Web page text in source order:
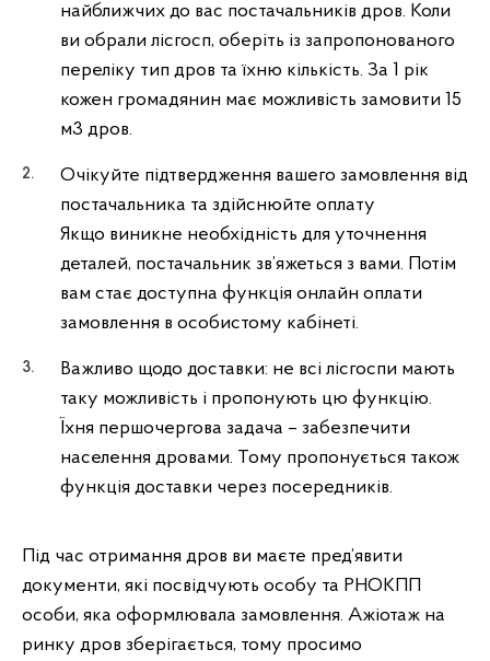
найближчих до вас постачальників дров. Коли
ви обрали лісгосп, оберіть із запропонованого
переліку тип дров та їхню кількість. За 1 рік
кожен громадянин має можливість замовити 15
м3 дров.
Очікуйте підтвердження вашего замовлення від
постачальника та здійснюйте оплату
Якщо виникне необхідність для уточнення
деталей, постачальник зв’яжеться з вами. Потім
вам стає доступна функція онлайн оплати
замовлення в особистому кабінеті.
Важливо щодо доставки: не всі лісгоспи мають
таку можливість і пропонують цю функцію.
Їхня першочергова задача – забезпечити
населення дровами. Тому пропонується також
функція доставки через посередників.
Під час отримання дров ви маєте пред’явити
документи, які посвідчують особу та РНОКПП
особи, яка оформлювала замовлення. Ажіотаж на
ринку дров зберігається, тому просимо